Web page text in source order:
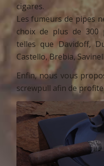
cigares.
Les fumeurs de pipes
choix de plus de 300
telles que Davidoff,
Castello, Brebia,
Enfin, nous vous
screwpull afin de